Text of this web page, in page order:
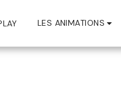
LES ANIMATIONS